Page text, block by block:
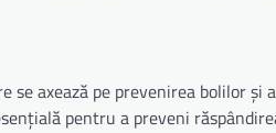
axează pe prevenirea bolilor și
pentru a preveni